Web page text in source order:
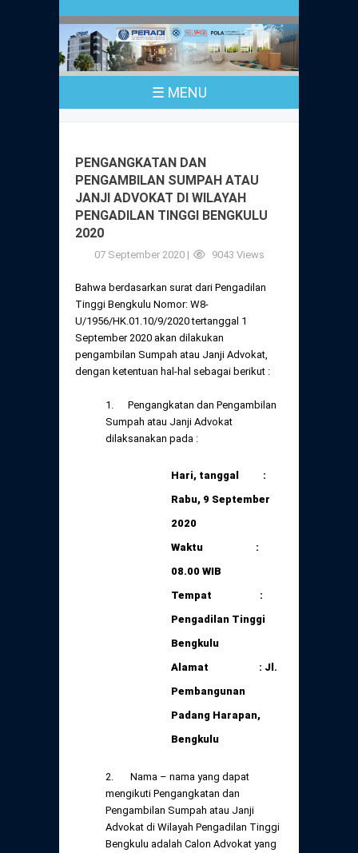
☰ MENU
Sejarah
Pusat Bantuan Hukum
Peraturan
Anggaran Dasar
Peraturan Perpindahan Domisili Anggota
Perubahan Peraturan Perpindahan Domisili
PKPA
UPA
Magang
Pengangkatan & Pengambilan Sumpah
Pengumuman
Dewan Kehormatan
Dewan Kehormatan Pusat
Daftar Perkara Dewan Kehormatan Pusat
Daftar Perkara Dewan Kehormatan Daerah
Komisi Pengawas
Komisi Pengawas Pusat
Komisi Pengawas Daerah
Certificate of Good Standing (COGS)
PENGANGKATAN DAN
PENGAMBILAN SUMPAH ATAU
JANJI ADVOKAT DI WILAYAH
PENGADILAN TINGGI BENGKULU
2020
07 September 2020 | 9043 Views
Bahwa berdasarkan surat dari Pengadilan
Tinggi Bengkulu Nomor: W8-
U/1956/HK.01.10/9/2020 tertanggal 1
September 2020 akan dilakukan
pengambilan Sumpah atau Janji Advokat,
dengan ketentuan hal-hal sebagai berikut :
1. Pengangkatan dan Pengambilan
Sumpah atau Janji Advokat
dilaksanakan pada :
Hari, tanggal :
Rabu, 9 September
2020
Waktu :
08.00 WIB
Tempat :
Pengadilan Tinggi
Bengkulu
Alamat : Jl.
Pembangunan
Padang Harapan,
Bengkulu
2. Nama – nama yang dapat
mengikuti Pengangkatan dan
Pengambilan Sumpah atau Janji
Advokat di Wilayah Pengadilan Tinggi
Bengkulu adalah Calon Advokat yang